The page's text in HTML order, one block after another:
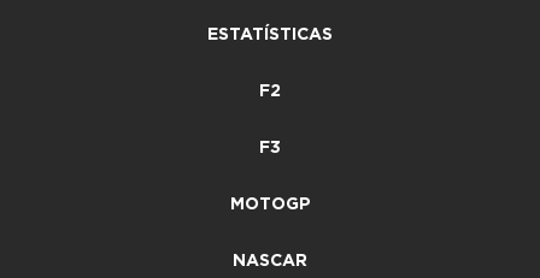
ESTATÍSTICAS
F2
F3
MOTOGP
NASCAR